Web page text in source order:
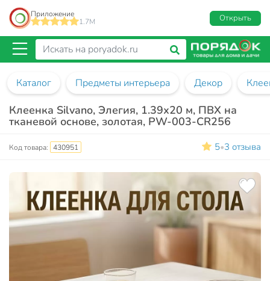
Приложение
1.7M
Открыть
Каталог Предметы интерьера Декор
Клеенка Silvano, Элегия, 1.39х20 м, ПВХ на
тканевой основе, золотая, PW-003-CR256
Код товара: 430951 5•3 отзыва